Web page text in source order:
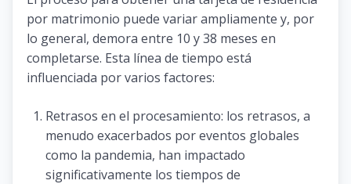
por matrimonio puede variar ampliamente y, por
lo general, demora entre 10 y 38 meses en
completarse. Esta línea de tiempo está
influenciada por varios factores:
Retrasos en el procesamiento: los retrasos, a
menudo exacerbados por eventos globales
como la pandemia, han impactado
significativamente los tiempos de